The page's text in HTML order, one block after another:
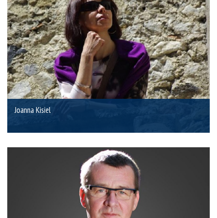
Joanna Kisiel